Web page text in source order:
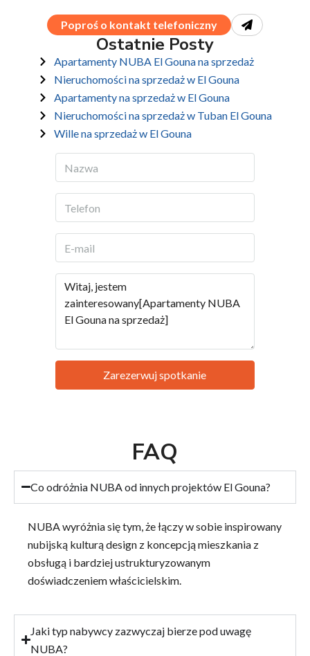
Poproś o kontakt telefoniczny
Ostatnie Posty
Apartamenty NUBA El Gouna na sprzedaż
Nieruchomości na sprzedaż w El Gouna
Apartamenty na sprzedaż w El Gouna
Nieruchomości na sprzedaż w Tuban El Gouna
Wille na sprzedaż w El Gouna
Zarezerwuj spotkanie
FAQ
Co odróżnia NUBA od innych projektów El Gouna?
NUBA wyróżnia się tym, że łączy w sobie inspirowany
nubijską kulturą design z koncepcją mieszkania z
obsługą i bardziej ustrukturyzowanym
doświadczeniem właścicielskim.
Jaki typ nabywcy zazwyczaj bierze pod uwagę
NUBA?